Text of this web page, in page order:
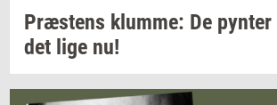
Præ­stens klum­me: De py­n­ter
det lige nu!